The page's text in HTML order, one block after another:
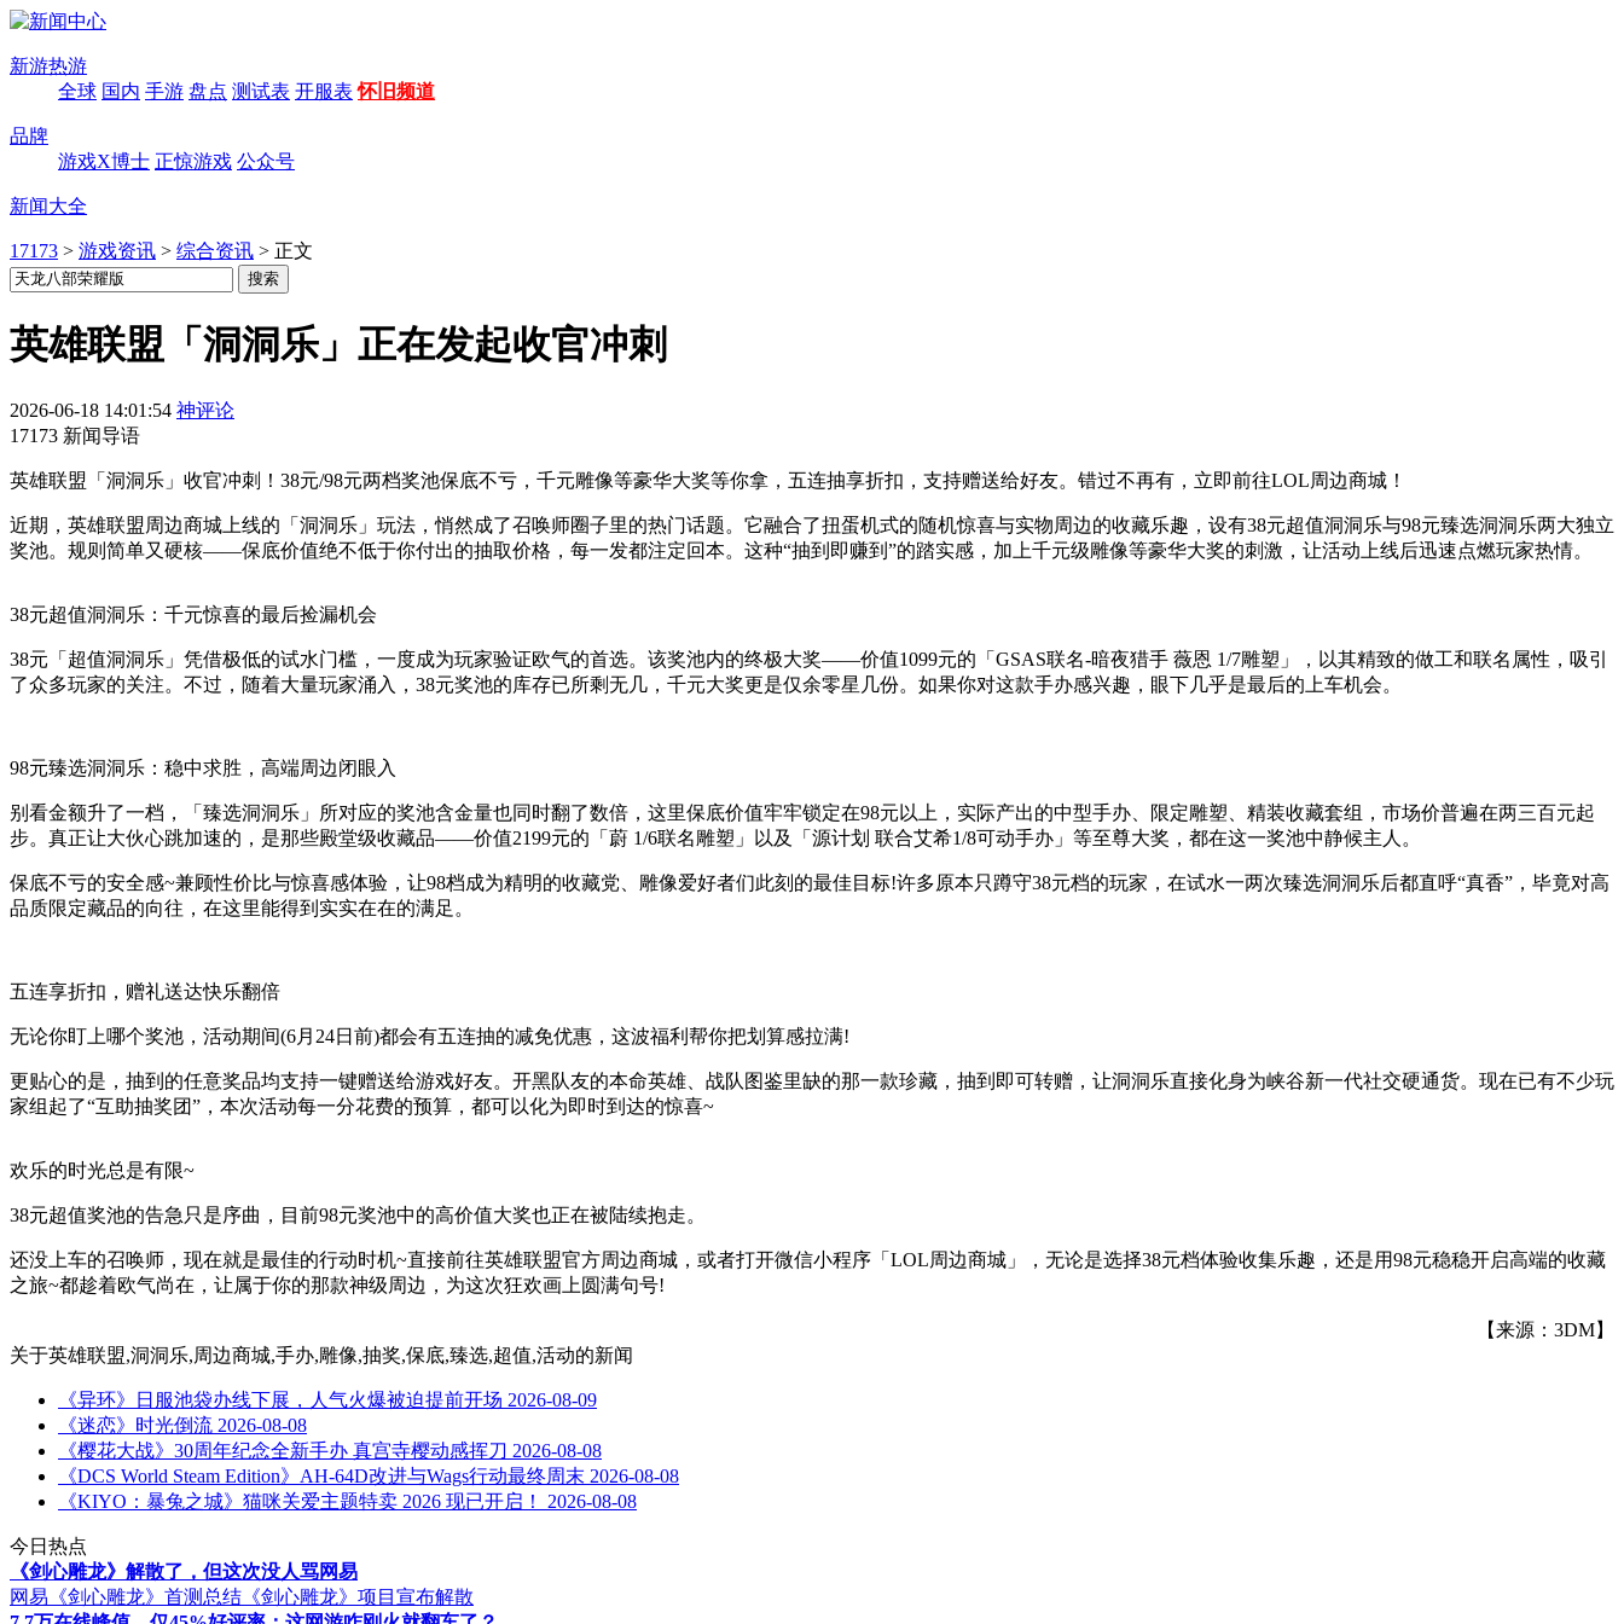
新游热游
全球 国内 手游 盘点 测试表 开服表 怀旧频道
品牌
游戏X博士 正惊游戏 公众号
新闻大全
17173 > 游戏资讯 > 综合资讯 > 正文
英雄联盟「洞洞乐」正在发起收官冲刺
2026-06-18 14:01:54 神评论
17173 新闻导语
英雄联盟「洞洞乐」收官冲刺！38元/98元两档奖池保底不亏，千元雕像等豪华大奖等你拿，五连抽享折扣，支持赠送给好友。错过不再有，立即前往LOL周边商城！
近期，英雄联盟周边商城上线的「洞洞乐」玩法，悄然成了召唤师圈子里的热门话题。它融合了扭蛋机式的随机惊喜与实物周边的收藏乐趣，设有38元超值洞洞乐与98元臻选洞洞乐两大独立
奖池。规则简单又硬核——保底价值绝不低于你付出的抽取价格，每一发都注定回本。这种“抽到即赚到”的踏实感，加上千元级雕像等豪华大奖的刺激，让活动上线后迅速点燃玩家热情。
38元超值洞洞乐：千元惊喜的最后捡漏机会
38元「超值洞洞乐」凭借极低的试水门槛，一度成为玩家验证欧气的首选。该奖池内的终极大奖——价值1099元的「GSAS联名-暗夜猎手 薇恩 1/7雕塑」，以其精致的做工和联名属性，吸引
了众多玩家的关注。不过，随着大量玩家涌入，38元奖池的库存已所剩无几，千元大奖更是仅余零星几份。如果你对这款手办感兴趣，眼下几乎是最后的上车机会。
98元臻选洞洞乐：稳中求胜，高端周边闭眼入
别看金额升了一档，「臻选洞洞乐」所对应的奖池含金量也同时翻了数倍，这里保底价值牢牢锁定在98元以上，实际产出的中型手办、限定雕塑、精装收藏套组，市场价普遍在两三百元起
步。真正让大伙心跳加速的，是那些殿堂级收藏品——价值2199元的「蔚 1/6联名雕塑」以及「源计划 联合艾希1/8可动手办」等至尊大奖，都在这一奖池中静候主人。
保底不亏的安全感~兼顾性价比与惊喜感体验，让98档成为精明的收藏党、雕像爱好者们此刻的最佳目标!许多原本只蹲守38元档的玩家，在试水一两次臻选洞洞乐后都直呼“真香”，毕竟对高
品质限定藏品的向往，在这里能得到实实在在的满足。
五连享折扣，赠礼送达快乐翻倍
无论你盯上哪个奖池，活动期间(6月24日前)都会有五连抽的减免优惠，这波福利帮你把划算感拉满!
更贴心的是，抽到的任意奖品均支持一键赠送给游戏好友。开黑队友的本命英雄、战队图鉴里缺的那一款珍藏，抽到即可转赠，让洞洞乐直接化身为峡谷新一代社交硬通货。现在已有不少玩
家组起了“互助抽奖团”，本次活动每一分花费的预算，都可以化为即时到达的惊喜~
欢乐的时光总是有限~
38元超值奖池的告急只是序曲，目前98元奖池中的高价值大奖也正在被陆续抱走。
还没上车的召唤师，现在就是最佳的行动时机~直接前往英雄联盟官方周边商城，或者打开微信小程序「LOL周边商城」，无论是选择38元档体验收集乐趣，还是用98元稳稳开启高端的收藏
之旅~都趁着欧气尚在，让属于你的那款神级周边，为这次狂欢画上圆满句号!
【来源：3DM】
关于英雄联盟,洞洞乐,周边商城,手办,雕像,抽奖,保底,臻选,超值,活动的新闻
《异环》日服池袋办线下展，人气火爆被迫提前开场 2026-08-09
《迷恋》时光倒流 2026-08-08
《樱花大战》30周年纪念全新手办 真宫寺樱动感挥刀 2026-08-08
《DCS World Steam Edition》AH-64D改进与Wags行动最终周末 2026-08-08
《KIYO：暴兔之城》猫咪关爱主题特卖 2026 现已开启！
2026-08-08
今日热点
《剑心雕龙》解散了，但这次没人骂网易
网易《剑心雕龙》首测总结 《剑心雕龙》项目宣布解散